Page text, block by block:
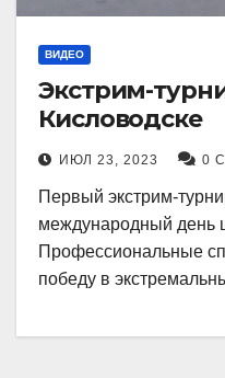
ВИДЕО
Экстрим-
Кисловодске
ИЮЛ 23, 2023 0
Первый экстрим-
международный день
Профессиональные
победу в